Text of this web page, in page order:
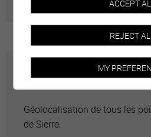
Carte interactive
Géolocalisation de tous les
de Sierre.
ACCEPT
REJECT
MY